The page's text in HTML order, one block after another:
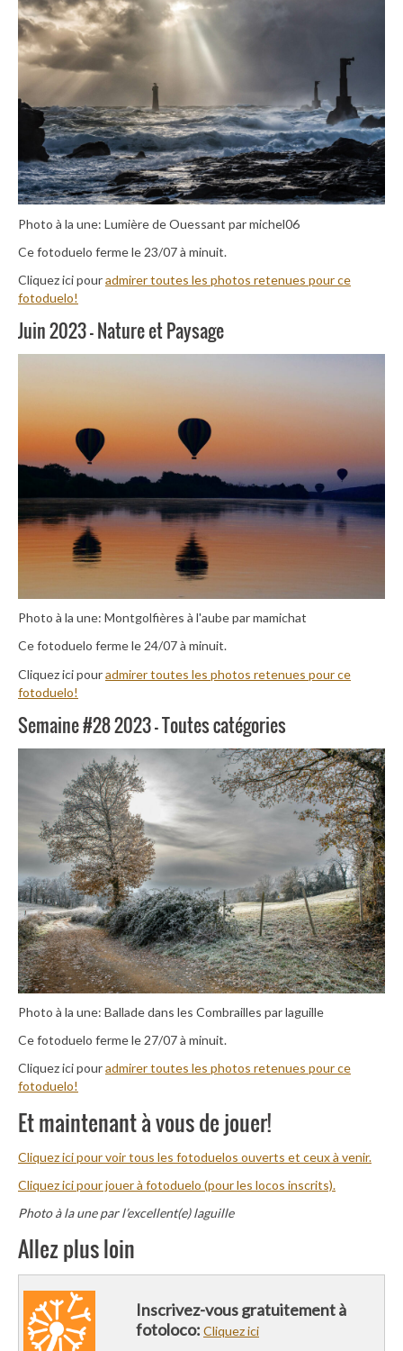
Photo à la une: Lumière de Ouessant par michel06
Ce fotoduelo ferme le 23/07 à minuit.
Cliquez ici pouradmirer toutes les photos retenues pour ce
fotoduelo!
Juin 2023 – Nature et Paysage
Photo à la une: Montgolfières à l'aube par mamichat
Ce fotoduelo ferme le 24/07 à minuit.
Cliquez ici pouradmirer toutes les photos retenues pour ce
fotoduelo!
Semaine #28 2023 – Toutes catégories
Photo à la une: Ballade dans les Combrailles par laguille
Ce fotoduelo ferme le 27/07 à minuit.
Cliquez ici pouradmirer toutes les photos retenues pour ce
fotoduelo!
Et maintenant à vous de jouer!
Cliquez ici pour voir tous les fotoduelos ouverts et ceux à venir.
Cliquez ici pour jouer à fotoduelo (pour les locos inscrits).
Photo à la une par l’excellent(e) laguille
Allez plus loin
Inscrivez-vous gratuitement à
fotoloco: Cliquez ici